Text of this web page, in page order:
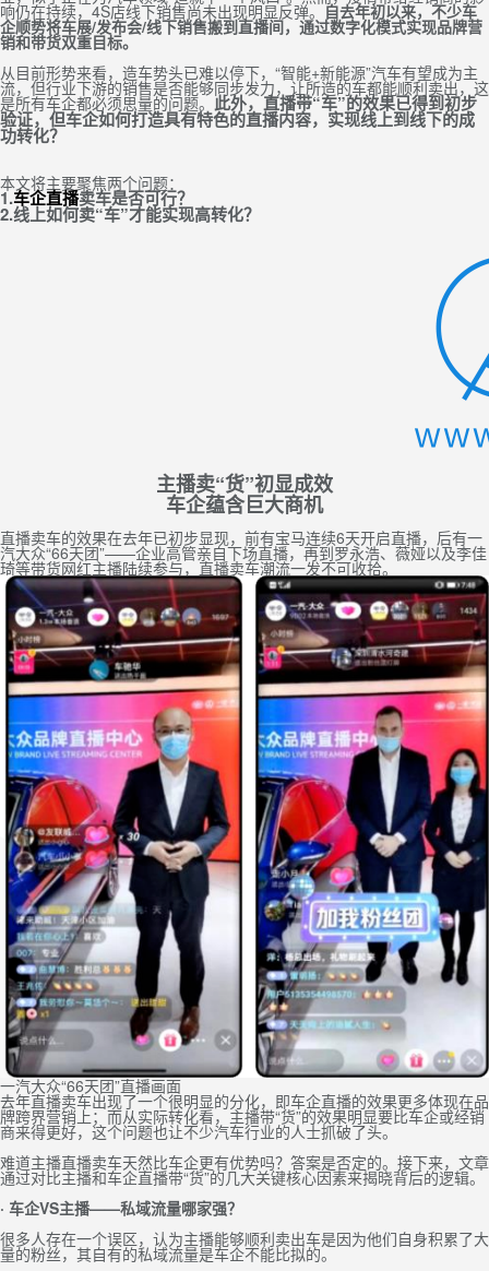
响仍在持续，4S店线下销售尚未出现明显反弹。自去年初以来，不少车
企顺势将车展/发布会/线下销售搬到直播间，通过数字化模式实现品牌营
销和带货双重目标。
从目前形势来看，造车势头已难以停下，“智能+新能源”汽车有望成为主
流，但行业下游的销售是否能够同步发力，让所造的车都能顺利卖出，这
是所有车企都必须思量的问题。 此外，直播带“车”的效果已得到初步
验证，但车企如何打造具有特色的直播内容，实现线上到线下的成
功转化？
本文将主要聚焦两个问题：
1.车企直播卖车是否可行？
2.线上如何卖“车”才能实现高转化？
主播卖“货”初显成效
车企蕴含巨大商机
直播卖车的效果在去年已初步显现，前有宝马连续6天开启直播，后有一
汽大众“66天团”——企业高管亲自下场直播，再到罗永浩、薇娅以及李佳
琦等带货网红主播陆续参与，直播卖车潮流一发不可收拾。
一汽大众“66天团”直播画面
去年直播卖车出现了一个很明显的分化，即车企直播的效果更多体现在品
牌跨界营销上；而从实际转化看，主播带“货”的效果明显要比车企或经销
商来得更好，这个问题也让不少汽车行业的人士抓破了头。
难道主播直播卖车天然比车企更有优势吗？答案是否定的。接下来，文章
通过对比主播和车企直播带“货”的几大关键核心因素来揭晓背后的逻辑。
· 车企VS主播——私域流量哪家强？
很多人存在一个误区，认为主播能够顺利卖出车是因为他们自身积累了大
量的粉丝，其自有的私域流量是车企不能比拟的。